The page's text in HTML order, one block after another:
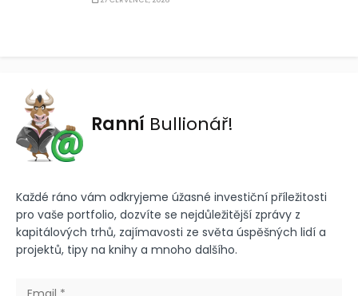
Ranní Bullionář!
Každé ráno vám odkryjeme úžasné investiční příležitosti
pro vaše portfolio, dozvíte se nejdůležitější zprávy z
kapitálových trhů, zajímavosti ze světa úspěšných lidí a
projektů, tipy na knihy a mnoho dalšího.